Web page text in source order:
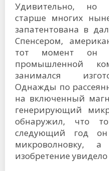
Удивительно, но
старше многих
запатентована в
Спенсером,
тот момент он
промышленной
занимался
Однажды по
на включенный
генерирующий
обнаружил, что
следующий год
изобретение увидело